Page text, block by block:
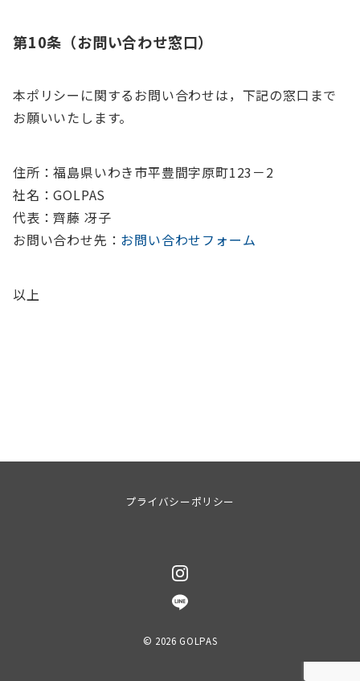
第10条（お問い合わせ窓口）
本ポリシーに関するお問い合わせは，下記の窓口まで
お願いいたします。
住所：福島県いわき市平豊間字原町123－2
社名：GOLPAS
代表：齊藤 冴子
お問い合わせ先： お問い合わせフォーム
以上
プライバシーポリシー
© 2026 GOLPAS